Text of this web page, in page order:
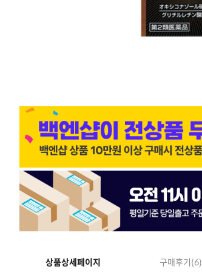
상품상세페이지 구매후기(6)